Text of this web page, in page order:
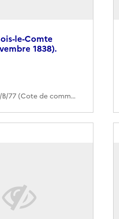
le-Comte
1838).
370PO/B/77 (Cote de commande)